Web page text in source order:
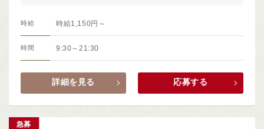
時給 時給1,150円～
時間 9:30～21:30
詳細を見る 応募する
急募